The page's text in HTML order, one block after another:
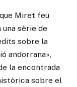
Miret feu
sèrie de
sobre la
andorrana»,
la encontrada
sobre el